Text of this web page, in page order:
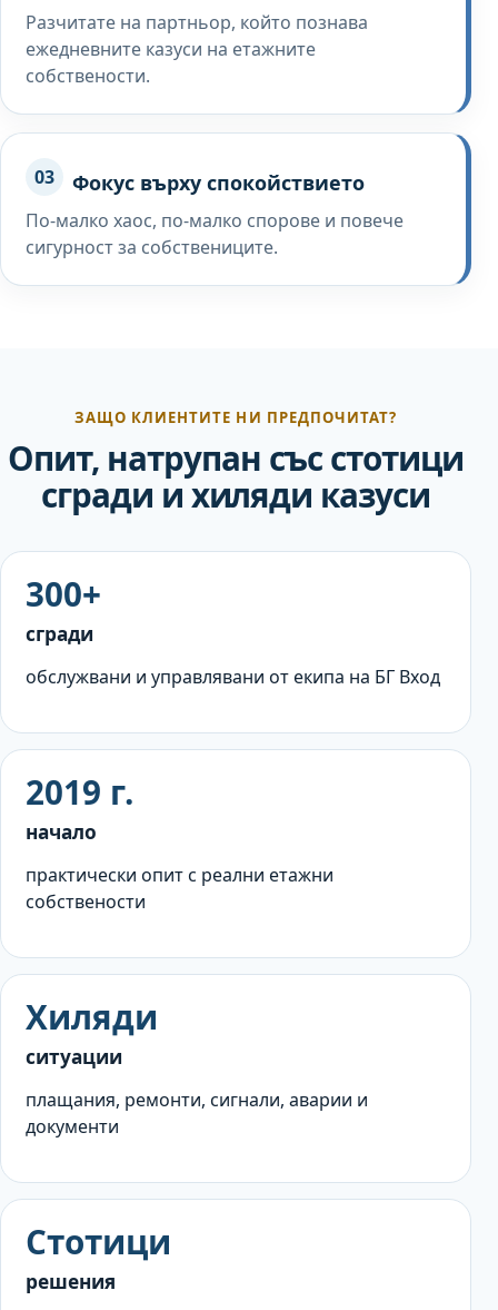
Разчитате на партньор, който познава
ежедневните казуси на етажните
собствености.
03 Фокус върху спокойствието
По-малко хаос, по-малко спорове и повече
сигурност за собствениците.
ЗАЩО КЛИЕНТИТЕ НИ ПРЕДПОЧИТАТ?
Опит, натрупан със стотици
сгради и хиляди казуси
300+
сгради
обслужвани и управлявани от екипа на БГ Вход
2019 г.
начало
практически опит с реални етажни
собствености
Хиляди
ситуации
плащания, ремонти, сигнали, аварии и
документи
Стотици
решения